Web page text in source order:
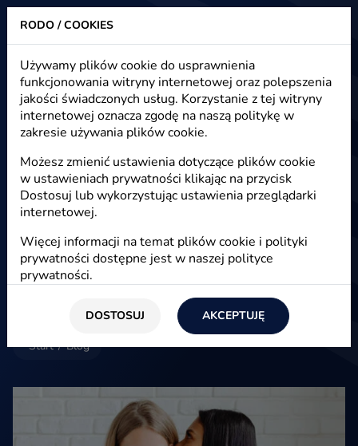
Heuristic - strony www, sklepy internetowe, e-marketing
Blog - e-marketing, e-commerce,
e-biznes
E-marketing
Start / Blog
RODO / COOKIES
Używamy plików cookie do usprawnienia
funkcjonowania witryny internetowej oraz polepszenia
jakości świadczonych usług. Korzystanie z tej witryny
internetowej oznacza zgodę na naszą politykę w
zakresie używania plików cookie.
Możesz zmienić ustawienia dotyczące plików cookie
w ustawieniach prywatności klikając na przycisk
Dostosuj lub wykorzystując ustawienia przeglądarki
internetowej.
Więcej informacji na temat plików cookie i polityki
prywatności dostępne jest w naszej polityce
prywatności.
DOSTOSUJ AKCEPTUJĘ